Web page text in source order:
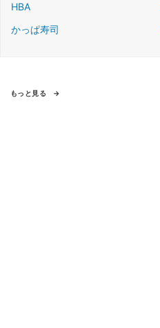
HBA
かっぱ寿司
もっと見る